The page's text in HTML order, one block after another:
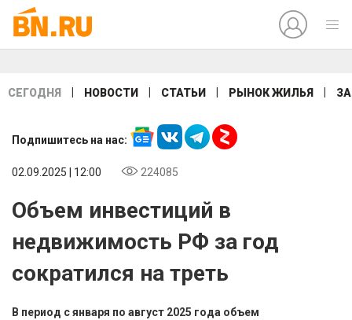
СЕГОДНЯ НОВОСТИ СТАТЬИ РЫНОК ЖИЛЬЯ
Подпишитесь на нас:
02.09.2025 | 12:00 224085
Объем инвестиций в
недвижимость РФ за год
сократился на треть
В период с января по август 2025 года объем